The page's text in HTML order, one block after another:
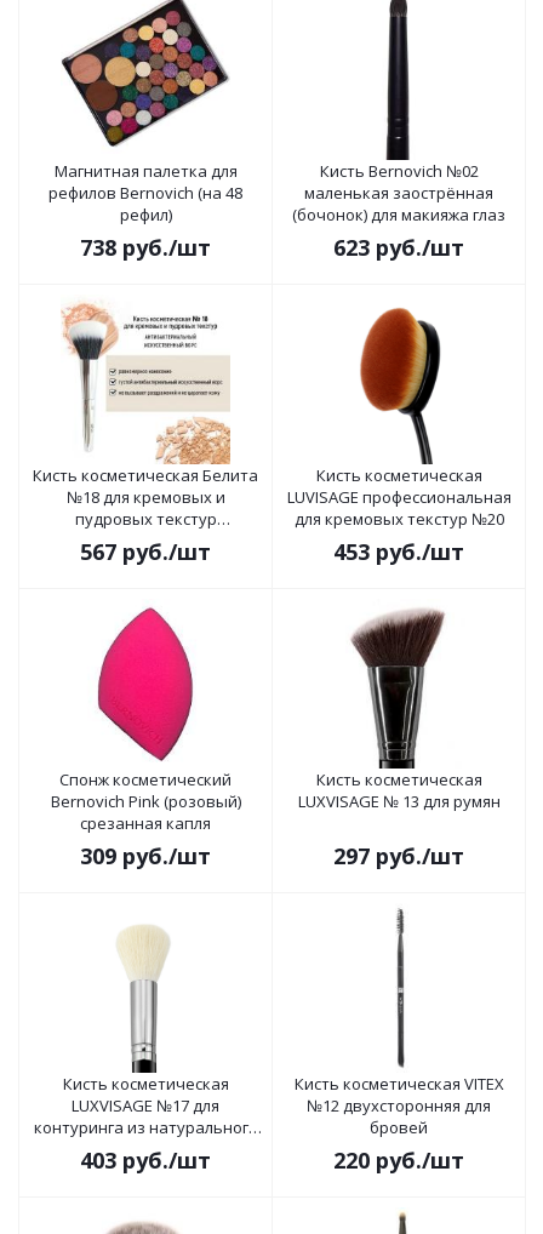
Магнитная палетка для
рефилов Bernovich (на 48
рефил)
738 руб./шт
Кисть Bernovich №02
маленькая заострённая
(бочонок) для макияжа глаз
623 руб./шт
Кисть косметическая Белита
№18 для кремовых и
пудровых текстур
антибактериальный ворс
567 руб./шт
Кисть косметическая
LUVISAGE профессиональная
для кремовых текстур №20
453 руб./шт
Спонж косметический
Bernovich Pink (розовый)
срезанная капля
309 руб./шт
Кисть косметическая
LUXVISAGE № 13 для румян
297 руб./шт
Кисть косметическая
LUXVISAGE №17 для
контуринга из натурального
ворса
403 руб./шт
Кисть косметическая VITEX
№12 двухсторонняя для
бровей
220 руб./шт